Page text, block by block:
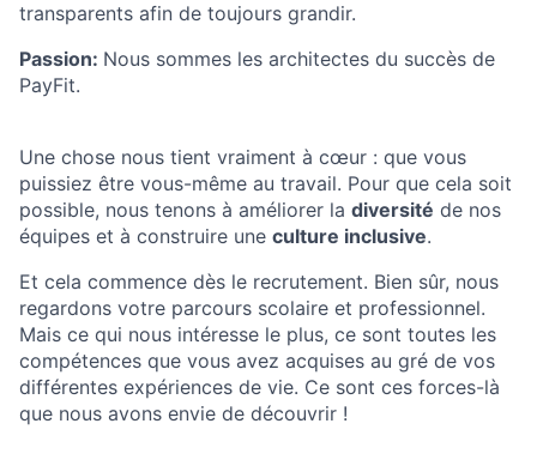
transparents afin de toujours grandir.
Passion: Nous sommes les architectes du succès de
PayFit.
Une chose nous tient vraiment à cœur : que vous
puissiez être vous-même au travail. Pour que cela soit
possible, nous tenons à améliorer la diversité de nos
équipes et à construire une culture inclusive.
Et cela commence dès le recrutement. Bien sûr, nous
regardons votre parcours scolaire et professionnel.
Mais ce qui nous intéresse le plus, ce sont toutes les
compétences que vous avez acquises au gré de vos
différentes expériences de vie. Ce sont ces forces-là
que nous avons envie de découvrir !